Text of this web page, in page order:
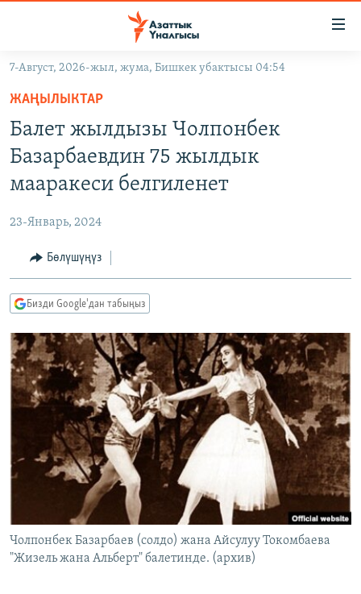
Навигацияга
өтүңүз
Издөөгө
салыңызКЫРГЫЗСТАН
МАДАНИЯТ
УКРАИНА
ТВ ПРОГРАММАЛАР
БҮГҮН АЗАТТЫКТА
ДАНИСТЕ
ЭЖЕ-СИҢДИЛЕР
АЗАТТЫК+
ЫҢГАЙСЫЗ СУРООЛОР
ПОДКАСТ
Русский
ОНЛАЙН ШЕРИНЕ
ЭЕ/АРнун бардык сайттары
7-Август, 2026-жыл, жума, Бишкек убактысы 04:54
ЖАҢЫЛЫКТАР
Балет жылдызы Чолпонбек
Базарбаевдин 75 жылдык
мааракеси белгиленет
23-Январь, 2024
Бөлүшүңүз
Бизди Google'дан табыңыз
Чолпонбек Базарбаев (солдо) жана Айсулуу Токомбаева
"Жизель жана Альберт" балетинде. (архив)